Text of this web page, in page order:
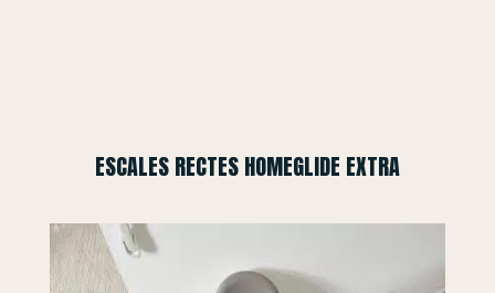
ESCALES RECTES HOMEGLIDE EXTRA